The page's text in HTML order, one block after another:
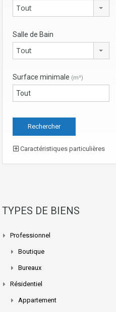
Tout
Salle de Bain
Tout
Surface minimale (m²)
Caractéristiques particulières
TYPES DE BIENS
Professionnel
Boutique
Bureaux
Résidentiel
Appartement